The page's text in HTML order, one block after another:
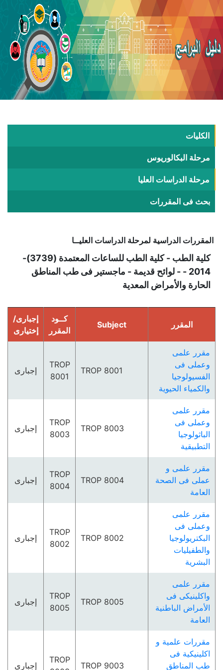
الكليات
مرحلة البكالوريوس
مرحلة الدراسات العليا
بحث فى المقررات
المقررات الدراسية لمرحلة الدراسات العليــا
كلية الطب - كلية الطب للساعات المعتمدة (3739)-
2014 - - لوائح قديمة - ماجستير فى طب المناطق
الحارة والأمراض المعدية
المقرر Subject
كــود
المقرر
إجبارى/
إختيارى
مقرر علمى
وعملى فى
الفسيولوجيا
والكمياء الحيوية
TROP 8001
TROP
8001
إجبارى
مقرر علمى
وعملى فى
الباثولوجيا
التطبيقية
TROP 8003
TROP
8003
إجبارى
مقرر علمى و
عملى فى الصحة
العامة
TROP 8004
TROP
8004
إجبارى
مقرر علمى
وعملى فى
البكتريولوجيا
والطفيليات
البشرية
TROP 8002
TROP
8002
إجبارى
مقرر علمى
واكلينيكى فى
الأمراض الباطنية
العامة
TROP 8005
TROP
8005
إجبارى
مقررات علمية و
اكلينيكية فى
طب المناطق
TROP 9003
TROP
إجبارى